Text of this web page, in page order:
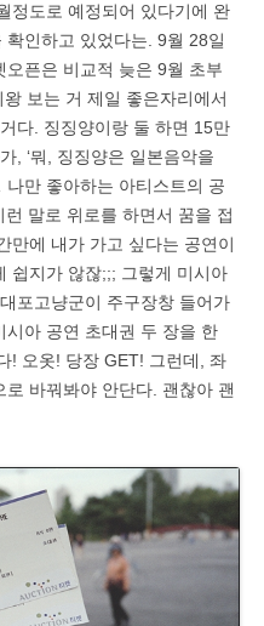
정도로 예정되어 있다기에 완
인하고 있었다는. 9월 28일
픈은 비교적 늦은 9월 초부
보는 거 제일 좋은자리에서
다. 징징양이랑 둘 하면 15만
, ‘뭐, 징징양은 일본음악을
만 좋아하는 아티스트의 공
말로 위로를 하면서 꿈을 접
만에 내가 가고 싶다는 공연이
쉽지가 않잖;;; 그렇게 미시아
포고냥군이 주구장창 들어가
시아 공연 초대권 두 장을 한
! 오옷! 당장 GET! 그런데, 좌
바꿔봐야 안단다. 괜찮아 괜